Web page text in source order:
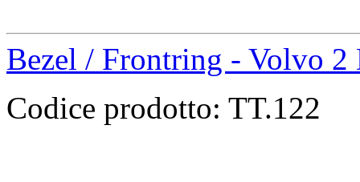
Bezel / Frontring - Volvo 2
Codice prodotto: TT.122